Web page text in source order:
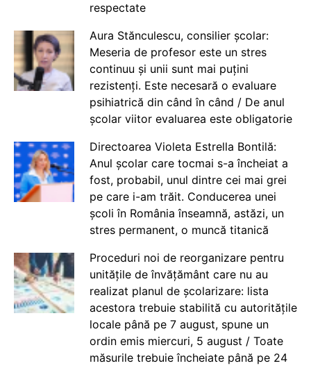
respectate
Aura Stănculescu, consilier școlar:
Meseria de profesor este un stres
continuu și unii sunt mai puțini
rezistenți. Este necesară o evaluare
psihiatrică din când în când / De anul
școlar viitor evaluarea este obligatorie
Directoarea Violeta Estrella Bontilă:
Anul școlar care tocmai s-a încheiat a
fost, probabil, unul dintre cei mai grei
pe care i-am trăit. Conducerea unei
școli în România înseamnă, astăzi, un
stres permanent, o muncă titanică
Proceduri noi de reorganizare pentru
unitățile de învățământ care nu au
realizat planul de școlarizare: lista
acestora trebuie stabilită cu autoritățile
locale până pe 7 august, spune un
ordin emis miercuri, 5 august / Toate
măsurile trebuie încheiate până pe 24